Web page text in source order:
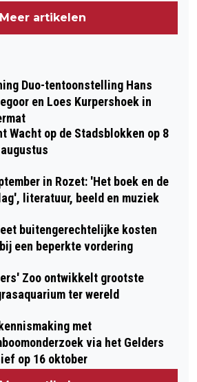
Meer artikelen
Duo-tentoonstelling Hans
en Loes Kurpershoek in
Wacht op de Stadsblokken op 8
in Rozet: 'Het boek en de
literatuur, beeld en muziek
buitengerechtelijke kosten
een beperkte vordering
Zoo ontwikkelt grootste
ter wereld
met
via het Gelders
op 16 oktober